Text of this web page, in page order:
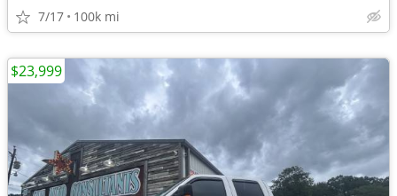
7/17 100k mi
$23,999